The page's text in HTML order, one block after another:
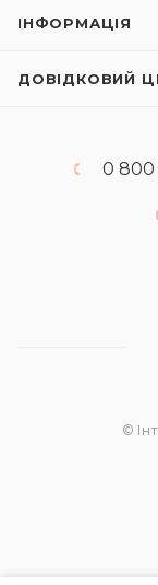
ІНФОРМАЦІЯ
ДОВІДКОВИЙ
0 800
©